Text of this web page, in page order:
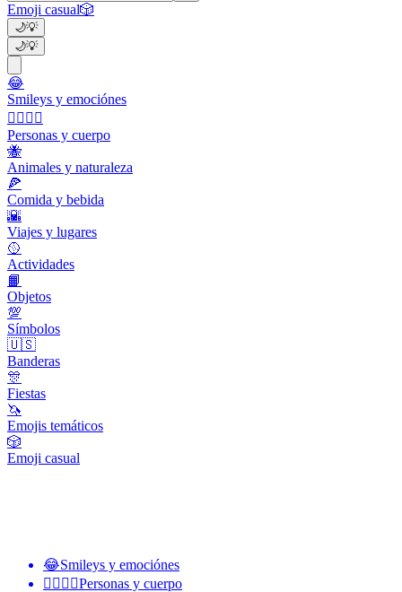
Emoji casual🎲
🌙💡
🌙💡
😂
Smileys y emociónes
👩‍❤️‍💋‍👨
Personas y cuerpo
🐝
Animales y naturaleza
🍕
Comida y bebida
🌇
Viajes y lugares
🥎
Actividades
📙
Objetos
💯
Símbolos
🇺🇸
Banderas
🎊
Fiestas
🦄
Emojis temáticos
🎲
Emoji casual
😂Smileys y emociónes
👩‍❤️‍💋‍👨Personas y cuerpo